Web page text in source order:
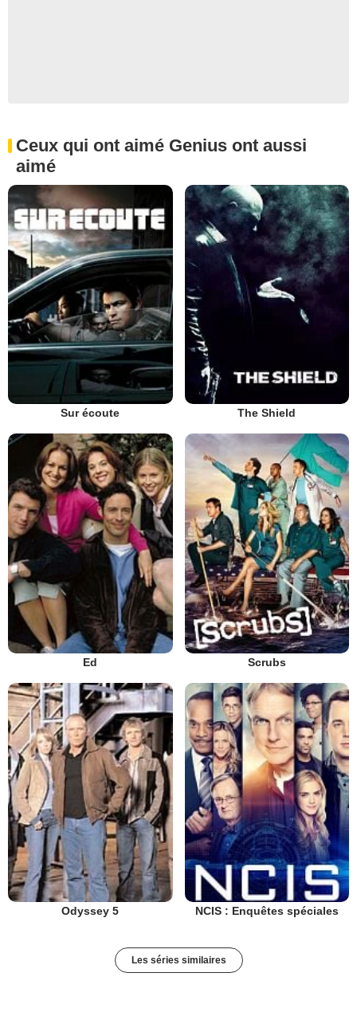
Ceux qui ont aimé Genius ont aussi
aimé
Sur écoute The Shield
Ed Scrubs
Odyssey 5 NCIS : Enquêtes spéciales
Les séries similaires